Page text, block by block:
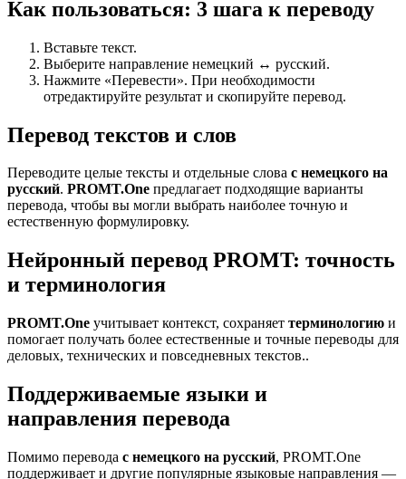
Как пользоваться: 3 шага к переводу
Вставьте текст.
Выберите направление немецкий ↔ русский.
Нажмите «Перевести». При необходимости
отредактируйте результат и скопируйте перевод.
Перевод текстов и слов
Переводите целые тексты и отдельные слова с немецкого на
русский. PROMT.One предлагает подходящие варианты
перевода, чтобы вы могли выбрать наиболее точную и
естественную формулировку.
Нейронный перевод PROMT: точность
и терминология
PROMT.One учитывает контекст, сохраняет терминологию и
помогает получать более естественные и точные переводы для
деловых, технических и повседневных текстов..
Поддерживаемые языки и
направления перевода
Помимо перевода с немецкого на русский, PROMT.One
поддерживает и другие популярные языковые направления —